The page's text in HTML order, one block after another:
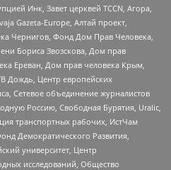
Инк, Завет церквей TCCN, Агора,
Gazeta-Europe, Алтай проект,
Чернигов, Фонд Дом Прав Человека,
Бориса Звозскова, Дом прав
Ереван, Дом прав человека Крым,
Дождь, Центр европейских
Сетевое объединение журналистов
Россию, Свободная Бурятия, Uralic,
транспортных рабочих, ИстЧам
Демократического Развития,
университет, Центр
исследований, Общество